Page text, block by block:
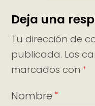
Deja una
Tu dirección de
publicada. Los
marcados con *
Nombre *